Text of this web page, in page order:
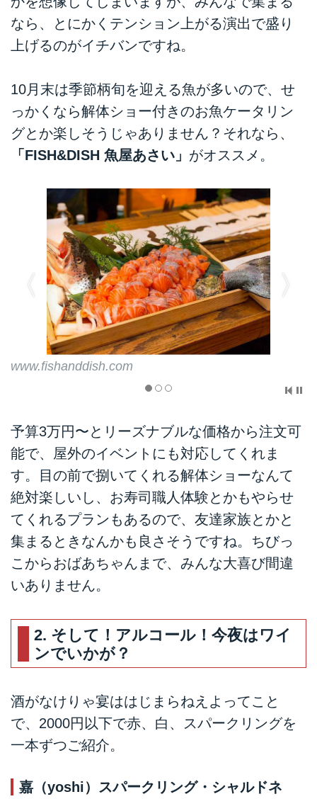
なら、とにかくテンション上がる演出で盛り
上げるのがイチバンですね。
10月末は季節柄旬を迎える魚が多いので、せ
っかくなら解体ショー付きのお魚ケータリン
グとか楽しそうじゃありません？それなら、
「FISH&DISH 魚屋あさい」 がオススメ。
www.fishanddish.com
予算3万円〜とリーズナブルな価格から注文可
能で、屋外のイベントにも対応してくれま
す。目の前で捌いてくれる解体ショーなんて
絶対楽しいし、お寿司職人体験とかもやらせ
てくれるプランもあるので、友達家族とかと
集まるときなんかも良さそうですね。ちびっ
こからおばあちゃんまで、みんな大喜び間違
いありません。
2. そして！アルコール！今夜はワイ
ンでいかが？
酒がなけりゃ宴ははじまらねえよってこと
で、2000円以下で赤、白、スパークリングを
一本ずつご紹介。
嘉（yoshi）スパークリング・シャルドネ